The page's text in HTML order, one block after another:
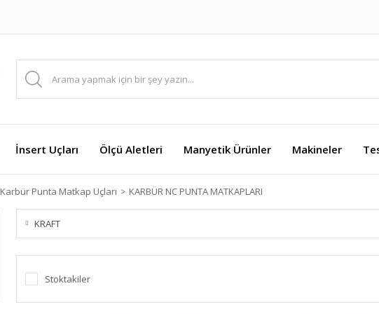
İnsert Uçları Ölçü Aletleri Manyetik Ürünler Makineler
Karbür Punta Matkap Uçları KARBÜR NC PUNTA MATKAPLARI
KRAFT
Stoktakiler